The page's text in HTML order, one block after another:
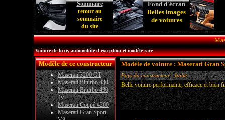
Sommaire
retour au
sommaire
du site
Fond d'écran
Belles images
de voitures
Voiture de luxe, automobile d'exception et modèle rare
Modèle de ce constructeur
Maserati 3200 GT
Maserati Biturbo 430
Maserati Biturbo 430
4v
Maserati Coupé 4200
Maserati Gran Sport
Modèle de voiture : Maserati Gran
Pays du constructeur : Italie
Belle voiture performante, efficace et bien